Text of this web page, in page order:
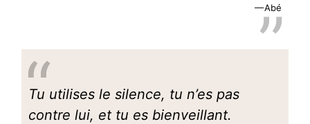
Abé
Tu utilises le silence, tu n’es pas
contre lui, et tu es bienveillant.